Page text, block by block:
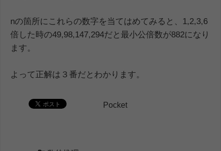
nの箇所にこれらの数字を当てはめてみると、1,2,3,6
倍した時の49,98,147,294だと最小公倍数が882になり
ます。
よって正解は３番だとわかります。
Pocket